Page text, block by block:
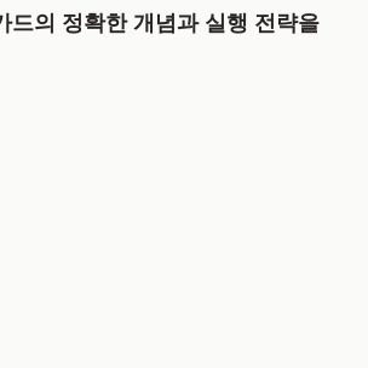
드의 정확한 개념과 실행 전략을